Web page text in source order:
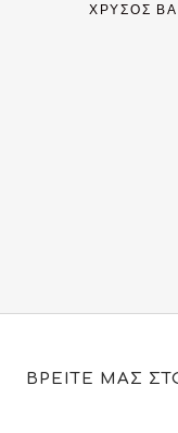
ΧΡΥΣΌΣ
ΒΡΕΙΤΕ ΜΑΣ